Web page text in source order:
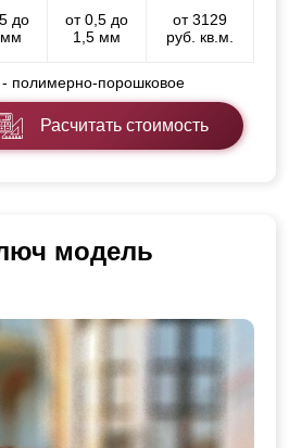
до
от 0,5 до
1,5 мм
от 3129
руб. кв.м.
полимерно-порошковое
Расчитать стоимость
модель